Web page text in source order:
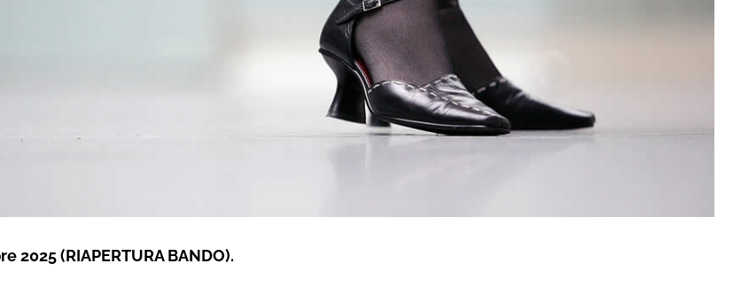
2025 (RIAPERTURA BANDO).